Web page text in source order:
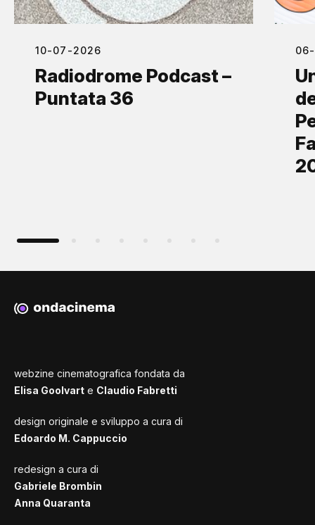
10-07-2026
Radiodrome Podcast –
Puntata 36
webzine cinematografica fondata da
Elisa Goolvart e Claudio Fabretti
design originale e sviluppo a cura di
Edoardo M. Cappuccio
redesign a cura di
Gabriele Brombin
Anna Quaranta